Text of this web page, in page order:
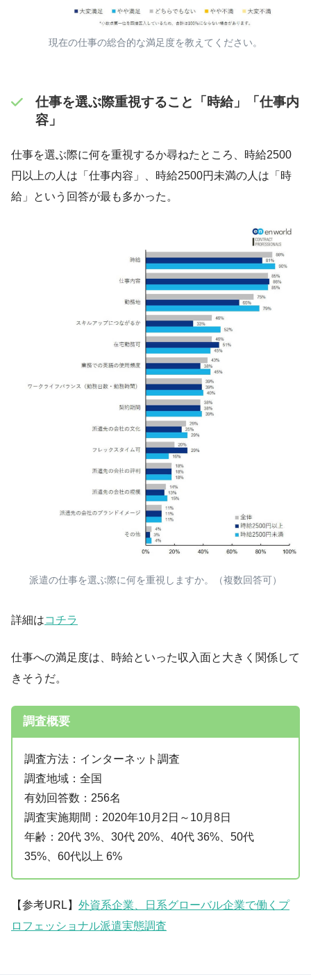
現在の仕事の総合的な満足度を教えてください。
仕事を選ぶ際重視すること「時給」「仕事内
容」
仕事を選ぶ際に何を重視するか尋ねたところ、時給2500
円以上の人は「仕事内容」、時給2500円未満の人は「時
給」という回答が最も多かった。
派遣の仕事を選ぶ際に何を重視しますか。（複数回答可）
詳細はコチラ
仕事への満足度は、時給といった収入面と大きく関係して
きそうだ。
調査概要
調査方法：インターネット調査
調査地域：全国
有効回答数：256名
調査実施期間：2020年10月2日～10月8日
年齢：20代 3%、30代 20%、40代 36%、50代
35%、60代以上 6%
【参考URL】 外資系企業、日系グローバル企業で働くプ
ロフェッショナル派遣実態調査